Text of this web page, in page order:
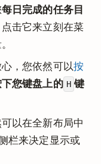
每日完成的任务目
点击它来立刻在菜
，您依然可以按
您键盘上的 H 键
以在全新布局中
栏来决定显示或